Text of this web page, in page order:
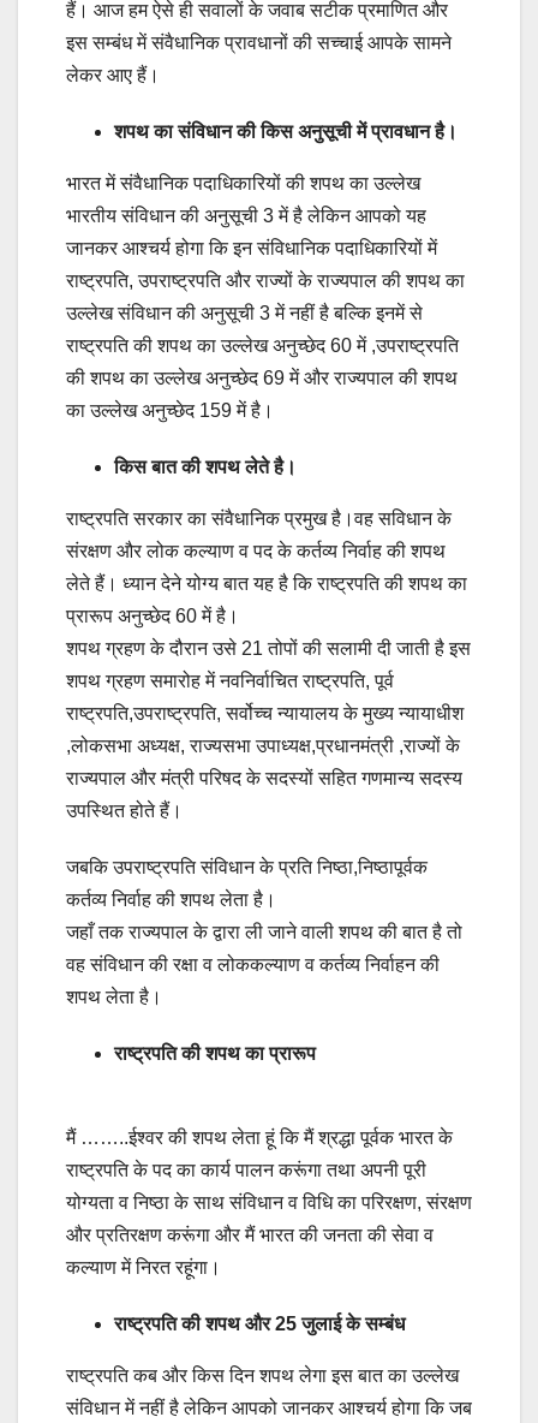
हैं। आज हम ऐसे ही सवालों के जवाब सटीक प्रमाणित और
इस सम्बंध में संवैधानिक प्रावधानों की सच्चाई आपके सामने
लेकर आए हैं।
शपथ का संविधान की किस अनुसूची में प्रावधान है।
भारत में संवैधानिक पदाधिकारियों की शपथ का उल्लेख
भारतीय संविधान की अनुसूची 3 में है लेकिन आपको यह
जानकर आश्चर्य होगा कि इन संविधानिक पदाधिकारियों में
राष्ट्रपति, उपराष्ट्रपति और राज्यों के राज्यपाल की शपथ का
उल्लेख संविधान की अनुसूची 3 में नहीं है बल्कि इनमें से
राष्ट्रपति की शपथ का उल्लेख अनुच्छेद 60 में ,उपराष्ट्रपति
की शपथ का उल्लेख अनुच्छेद 69 में और राज्यपाल की शपथ
का उल्लेख अनुच्छेद 159 में है।
किस बात की शपथ लेते है।
राष्ट्रपति सरकार का संवैधानिक प्रमुख है।वह सविधान के
संरक्षण और लोक कल्याण व पद के कर्तव्य निर्वाह की शपथ
लेते हैं। ध्यान देने योग्य बात यह है कि राष्ट्रपति की शपथ का
प्रारूप अनुच्छेद 60 में है।
शपथ ग्रहण के दौरान उसे 21 तोपों की सलामी दी जाती है इस
शपथ ग्रहण समारोह में नवनिर्वाचित राष्ट्रपति, पूर्व
राष्ट्रपति,उपराष्ट्रपति, सर्वोच्च न्यायालय के मुख्य न्यायाधीश
,लोकसभा अध्यक्ष, राज्यसभा उपाध्यक्ष,प्रधानमंत्री ,राज्यों के
राज्यपाल और मंत्री परिषद के सदस्यों सहित गणमान्य सदस्य
उपस्थित होते हैं।
जबकि उपराष्ट्रपति संविधान के प्रति निष्ठा,निष्ठापूर्वक
कर्तव्य निर्वाह की शपथ लेता है।
जहाँ तक राज्यपाल के द्वारा ली जाने वाली शपथ की बात है तो
वह संविधान की रक्षा व लोककल्याण व कर्तव्य निर्वाहन की
शपथ लेता है।
राष्ट्रपति की शपथ का प्रारूप
मैं ……..ईश्वर की शपथ लेता हूं कि मैं श्रद्धा पूर्वक भारत के
राष्ट्रपति के पद का कार्य पालन करूंगा तथा अपनी पूरी
योग्यता व निष्ठा के साथ संविधान व विधि का परिरक्षण, संरक्षण
और प्रतिरक्षण करूंगा और मैं भारत की जनता की सेवा व
कल्याण में निरत रहूंगा।
राष्ट्रपति की शपथ और 25 जुलाई के सम्बंध
राष्ट्रपति कब और किस दिन शपथ लेगा इस बात का उल्लेख
संविधान में नहीं है लेकिन आपको जानकर आश्चर्य होगा कि जब